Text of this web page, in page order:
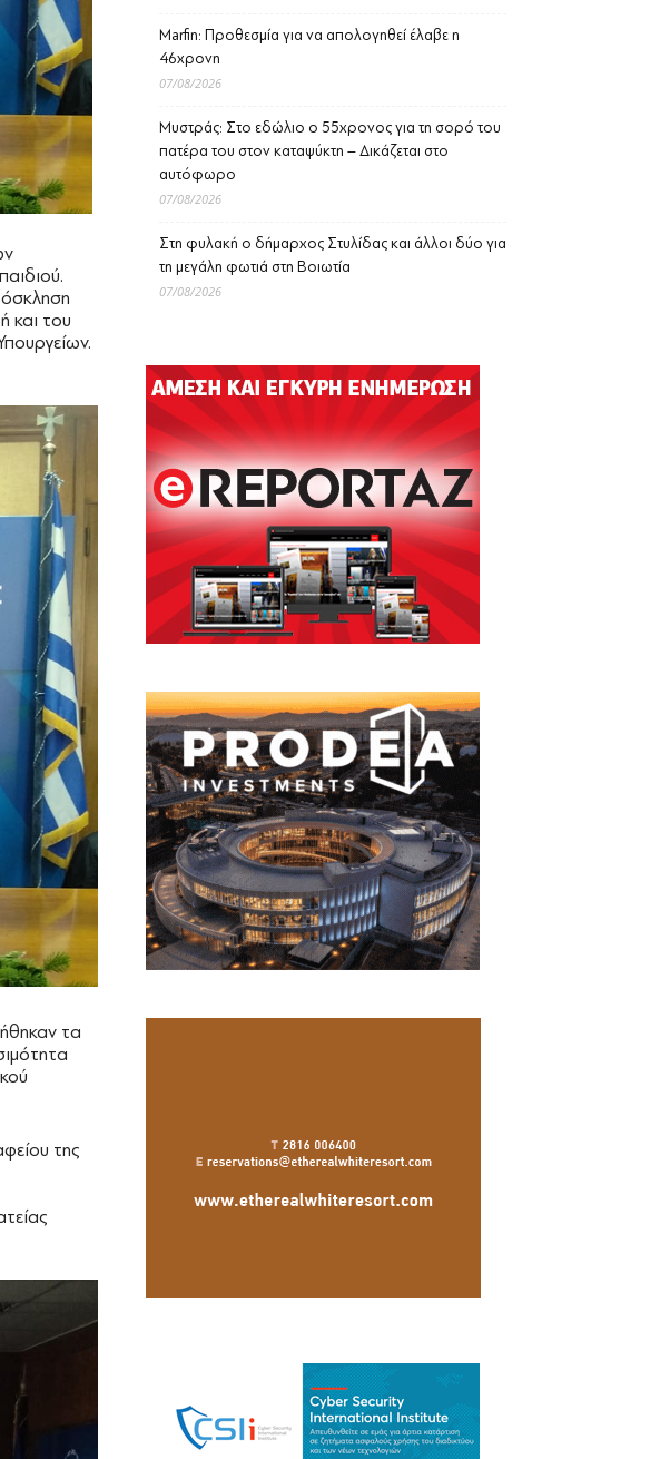
και του
τα
της
Marfin: Προθεσμία για να απολογηθεί έλαβε η
46χρονη
07/08/2026
Μυστράς: Στο εδώλιο ο 55χρονος για τη σορό του
πατέρα του στον καταψύκτη – Δικάζεται στο
αυτόφωρο
07/08/2026
Στη φυλακή ο δήμαρχος Στυλίδας και άλλοι δύο για
τη μεγάλη φωτιά στη Βοιωτία
07/08/2026